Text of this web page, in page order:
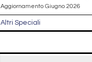
Aggiornamento Giugno 2026
Altri Speciali